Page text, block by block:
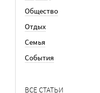
Общество
Отдых
Семья
События
ВСЕ СТАТЬИ